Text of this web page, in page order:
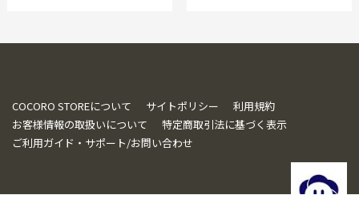
COCORO STOREについて サイトポリシー
利用規約
お客様情報の取扱いについて
特定商取引法に基づく表示
ご利用ガイド・サポート/お問い合わせ